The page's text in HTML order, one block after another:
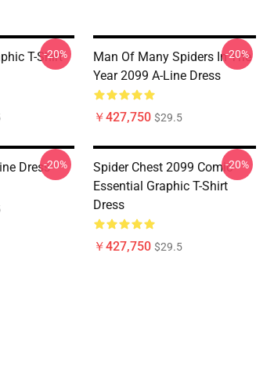
T-Shirt
-20%
Man Of Many Spiders In The
Year 2099 A-Line Dress
￥427,750 $29.5
-20%
Dress-20%
Spider Chest 2099 Comic
Essential Graphic T-Shirt
Dress
￥427,750 $29.5
-20%